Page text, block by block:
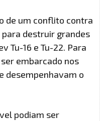
de um conflito contra
para destruir grandes
Tu-16 e Tu-22. Para
embarcado nos
desempenhavam o
podiam ser